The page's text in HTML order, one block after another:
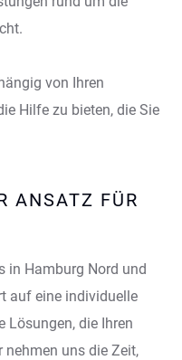
von Ihren
Hilfe zu bieten, die Sie
ANSATZ FÜR
in Hamburg Nord und
auf eine individuelle
Lösungen, die Ihren
nehmen uns die Zeit,